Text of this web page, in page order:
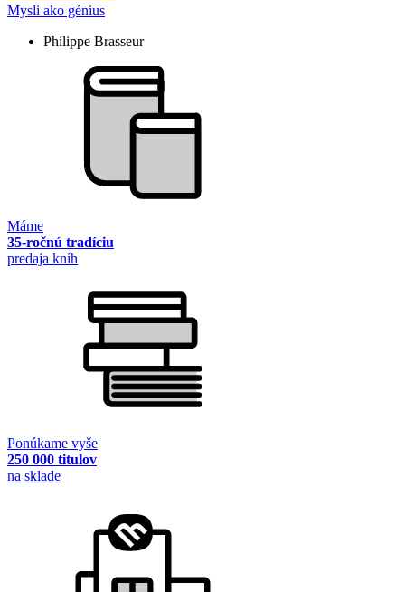
Mysli ako génius
Philippe Brasseur
Máme
35-ročnú tradíciu
predaja kníh
Ponúkame vyše
250 000 titulov
na sklade